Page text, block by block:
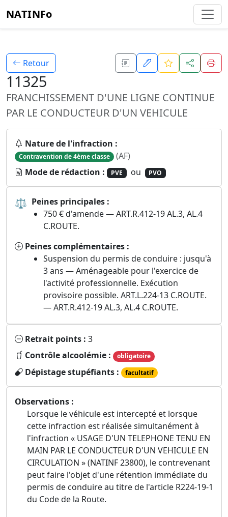
NATINFo
Retour
11325
FRANCHISSEMENT D'UNE LIGNE CONTINUE
PAR LE CONDUCTEUR D'UN VEHICULE
Nature de l'infraction :
Contravention de 4ème classe (AF)
Mode de rédaction :
PVE ou PVO
⚖ Peines principales :
750 € d'amende — ART.R.412-19 AL.3, AL.4
C.ROUTE.
Peines complémentaires :
Suspension du permis de conduire : jusqu'à
3 ans — Aménageable pour l'exercice de
l'activité professionnelle. Exécution
provisoire possible. ART.L.224-13 C.ROUTE.
— ART.R.412-19 AL.3, AL.4 C.ROUTE.
Retrait points : 3
Contrôle alcoolémie :
obligatoire
Dépistage stupéfiants : facultatif
Observations :
Lorsque le véhicule est intercepté et lorsque
cette infraction est réalisée simultanément à
l'infraction « USAGE D'UN TELEPHONE TENU EN
MAIN PAR LE CONDUCTEUR D'UN VEHICULE EN
CIRCULATION » (NATINF 23800), le contrevenant
peut faire l'objet d'une rétention immédiate du
permis de conduire au titre de l'article R224-19-1
du Code de la Route.